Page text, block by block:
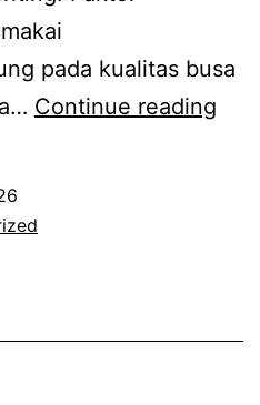
pada kualitas busa
Continue reading